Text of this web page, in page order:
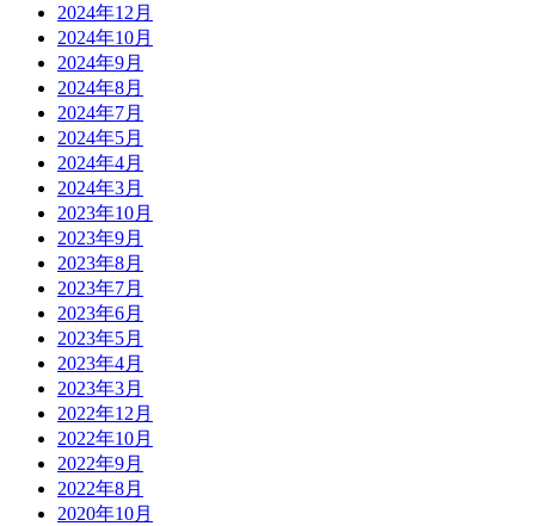
2024年12月
2024年10月
2024年9月
2024年8月
2024年7月
2024年5月
2024年4月
2024年3月
2023年10月
2023年9月
2023年8月
2023年7月
2023年6月
2023年5月
2023年4月
2023年3月
2022年12月
2022年10月
2022年9月
2022年8月
2020年10月